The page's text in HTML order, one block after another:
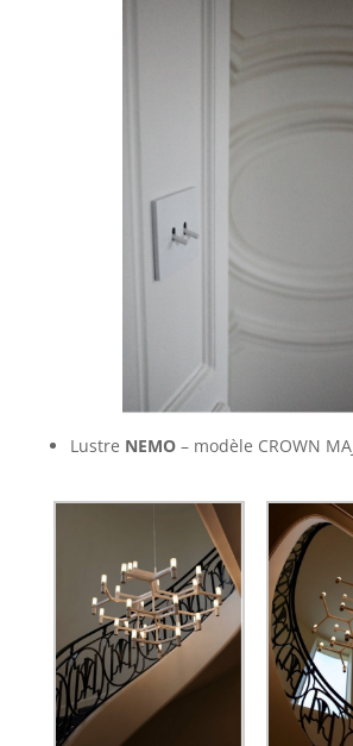
Lustre NEMO– modèle CROWN